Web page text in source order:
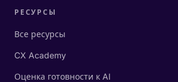
РЕСУРСЫ
Все ресурсы
CX Academy
Оценка готовности к AI